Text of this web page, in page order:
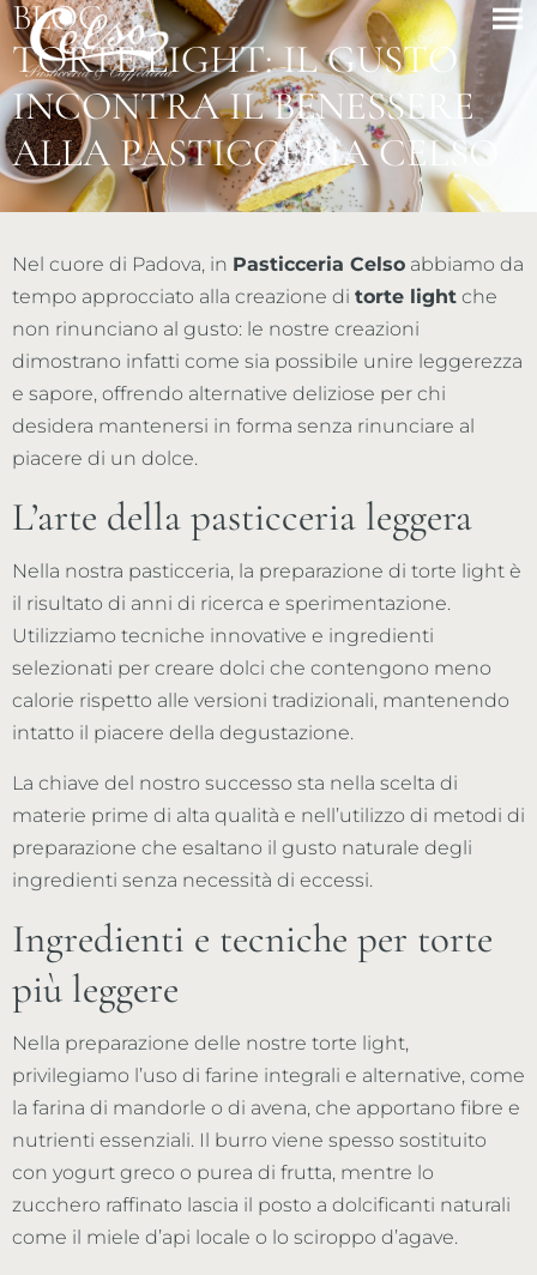
BLOG
TORTE LIGHT: IL GUSTO
INCONTRA IL BENESSERE
ALLA PASTICCERIA CELSO
Nel cuore di Padova, in Pasticceria Celso abbiamo da
tempo approcciato alla creazione di torte light che
non rinunciano al gusto: le nostre creazioni
dimostrano infatti come sia possibile unire leggerezza
e sapore, offrendo alternative deliziose per chi
desidera mantenersi in forma senza rinunciare al
piacere di un dolce.
L’arte della pasticceria leggera
Nella nostra pasticceria, la preparazione di torte light è
il risultato di anni di ricerca e sperimentazione.
Utilizziamo tecniche innovative e ingredienti
selezionati per creare dolci che contengono meno
calorie rispetto alle versioni tradizionali, mantenendo
intatto il piacere della degustazione.
La chiave del nostro successo sta nella scelta di
materie prime di alta qualità e nell’utilizzo di metodi di
preparazione che esaltano il gusto naturale degli
ingredienti senza necessità di eccessi.
Ingredienti e tecniche per torte
più leggere
Nella preparazione delle nostre torte light,
privilegiamo l’uso di farine integrali e alternative, come
la farina di mandorle o di avena, che apportano fibre e
nutrienti essenziali. Il burro viene spesso sostituito
con yogurt greco o purea di frutta, mentre lo
zucchero raffinato lascia il posto a dolcificanti naturali
come il miele d’api locale o lo sciroppo d’agave.